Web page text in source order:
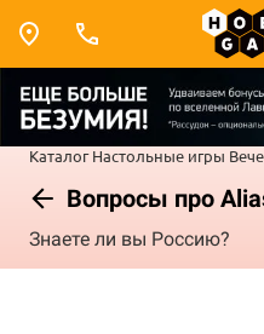
Каталог Настольные игры
Вопросы про
Знаете ли вы Россию?